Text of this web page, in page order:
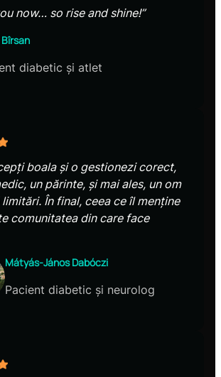
now… so rise and shine!”
diabetic și atlet
boala și o gestionezi corect,
un părinte, și mai ales, un om
În final, ceea ce îl menține
comunitatea din care face
Mátyás-János Dabóczi
Pacient diabetic și neurolog